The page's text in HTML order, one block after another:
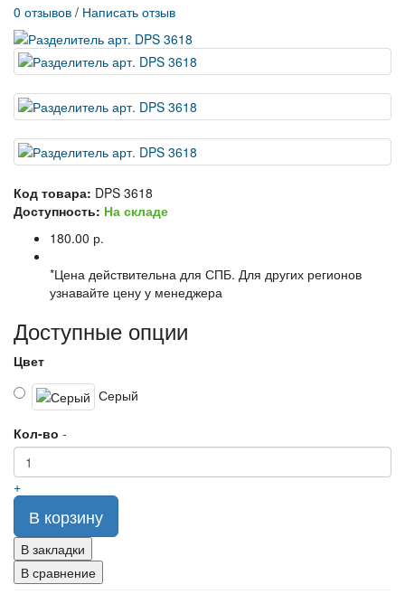
0 отзывов / Написать отзыв
Код товара: DPS 3618
Доступность: На складе
180.00 р.
*Цена действительна для СПБ. Для других регионов
узнавайте цену у менеджера
Доступные опции
Цвет
Серый
Кол-во -
+
В корзину
В закладки
В сравнение